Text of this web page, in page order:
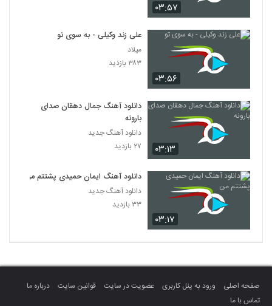
۰۳:۵۷
۰۳:۵۶
علی زند وکیلی - به سوی تو
میلاد
۳۸۳ بازدید
۰۳:۱۳
دانلود آهنگ جمال دهقان صدای
بارونه
دانلود آهنگ جدید
۲۷ بازدید
۰۳:۱۷
دانلود آهنگ ایمان حمیدی پشتتم من
دانلود آهنگ جدید
۳۳ بازدید
صفحه اصلی ورود به پنل کاربری عضویت در سایت قوانین سایت
درباره ما
تماس با ما